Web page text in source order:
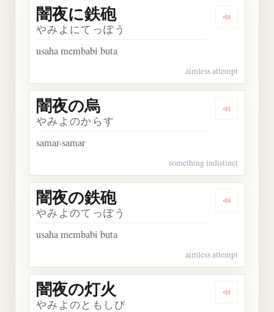
Dengarkan
闇夜に鉄砲
やみよにてっぽう
usaha membabi buta
aimless attempt
Dengarkan
闇夜の烏
やみよのからす
samar-samar
something indistinct
Dengarkan
闇夜の鉄砲
やみよのてっぽう
usaha membabi buta
aimless attempt
Dengarkan
闇夜の灯火
やみよのともしび